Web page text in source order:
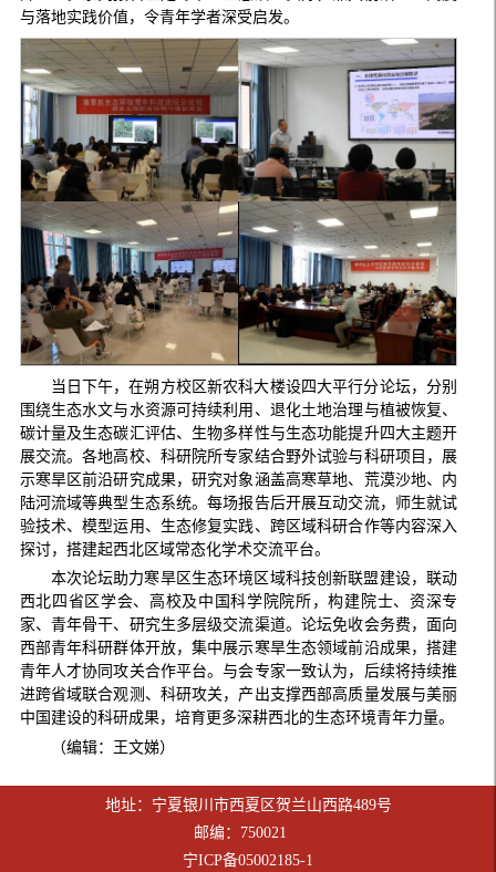
与落地实践价值，令青年学者深受启发。
当日下午，在朔方校区新农科大楼设四大平行分论坛，分别
围绕生态水文与水资源可持续利用、退化土地治理与植被恢复、
碳计量及生态碳汇评估、生物多样性与生态功能提升四大主题开
展交流。各地高校、科研院所专家结合野外试验与科研项目，展
示寒旱区前沿研究成果，研究对象涵盖高寒草地、荒漠沙地、内
陆河流域等典型生态系统。每场报告后开展互动交流，师生就试
验技术、模型运用、生态修复实践、跨区域科研合作等内容深入
探讨，搭建起西北区域常态化学术交流平台。
本次论坛助力寒旱区生态环境区域科技创新联盟建设，联动
西北四省区学会、高校及中国科学院院所，构建院士、资深专
家、青年骨干、研究生多层级交流渠道。论坛免收会务费，面向
西部青年科研群体开放，集中展示寒旱生态领域前沿成果，搭建
青年人才协同攻关合作平台。与会专家一致认为，后续将持续推
进跨省域联合观测、科研攻关，产出支撑西部高质量发展与美丽
中国建设的科研成果，培育更多深耕西北的生态环境青年力量。
（编辑：王文娣）
地址：宁夏银川市西夏区贺兰山西路489号
邮编：750021
宁ICP备05002185-1